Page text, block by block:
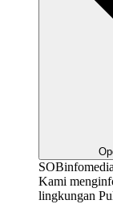
SOBinfomedia
Kami
lingkungan